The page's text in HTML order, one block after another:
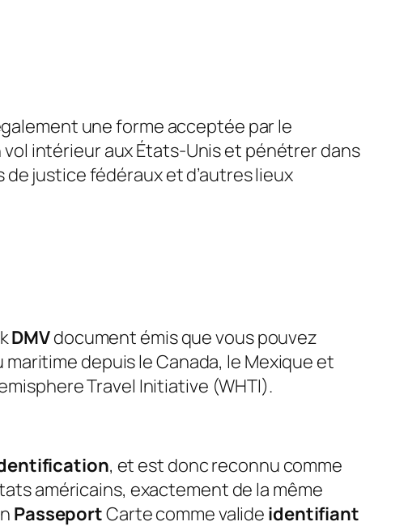
une forme acceptée par le
intérieur aux États-Unis et pénétrer dans
justice fédéraux et d’autres lieux
DMVdocument émis que vous pouvez
depuis le Canada, le Mexique et
Travel Initiative (WHTI).
, et est donc reconnu comme
américains, exactement de la même
PasseportCarte comme valide identifiant